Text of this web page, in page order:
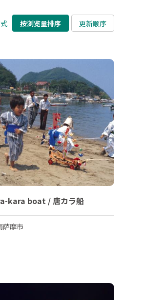
按浏览量排序 更新顺序
kara boat / 唐カラ船
萨摩市